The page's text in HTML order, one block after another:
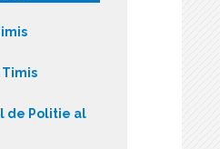
de Politie al